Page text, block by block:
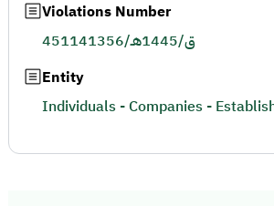
Violations Number
451141356/ق/1445هـ
Entity
Individuals - Companies -